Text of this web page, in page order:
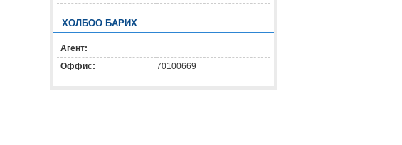
ХОЛБОО БАРИХ
Агент:
Оффис:
70100669